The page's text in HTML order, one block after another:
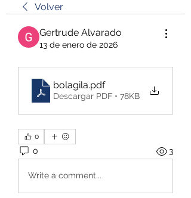
Volver
Gertrude Alvarado
13 de enero de 2026
bolagila.pdf
Descargar PDF • 78KB
0
0 3
Write a comment...